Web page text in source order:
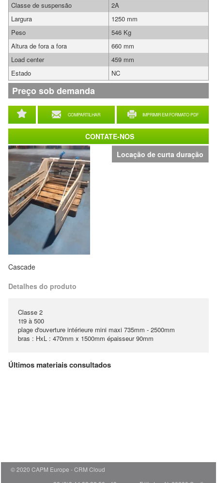
Locação de curta duração
Cascade
COMPARTILHAR IMPRIMIR EM FORMATO PDF
Classe de suspensão
2A
Largura
1250 mm
Peso
546 Kg
Altura de fora a fora
660 mm
Load center
459 mm
Estado
NC
Preço sob demanda
Detalhes do produto
Classe 2
1t9 à 500
plage d'ouverture intérieure mini maxi 735mm - 2500mm
bras : HxL : 470mm x 1500mm épaisseur 90mm
CONTATE-NOS
Últimos materiais consultados
© 2020 CAPM Europe
CRM Cloud